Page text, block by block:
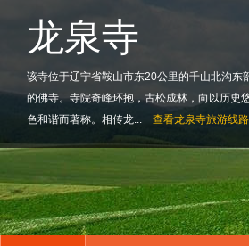
龙泉寺
该寺位于辽宁省鞍山市东20公里的千山北沟东
的佛寺。寺院奇峰环抱，古松成林，向以历史
色和谐而著称。相传龙...
查看龙泉寺旅游线路